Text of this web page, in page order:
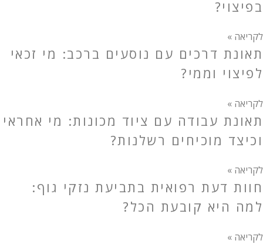
בפיצוי?
לקריאה »
תאונת דרכים עם נוסעים ברכב: מי זכאי
לפיצוי וממי?
לקריאה »
תאונת עבודה עם ציוד מכונות: מי אחראי
וכיצד מוכיחים רשלנות?
לקריאה »
חוות דעת רפואית בתביעת נזקי גוף:
למה היא קובעת הכל?
לקריאה »